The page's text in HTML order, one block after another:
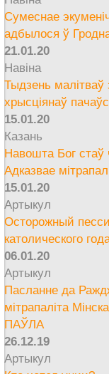
Сумеснае
адбылося ў
21.01.20
Навіна
Тыдзень малітваў
хрысціянаў
15.01.20
Казань
Навошта Бог стаў
Адказвае
15.01.20
Артыкул
Осторожный
католического
06.01.20
Артыкул
Пасланне да
мітрапаліта
ПАЎЛА
26.12.19
Артыкул